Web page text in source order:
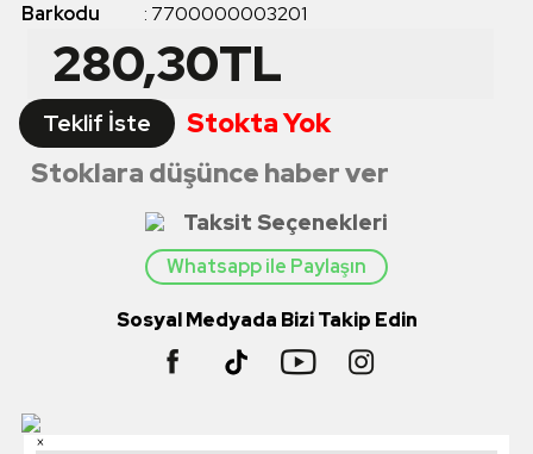
Barkodu
: 7700000003201
280,30TL
Teklif İste
Stokta Yok
Stoklara düşünce haber ver
Taksit Seçenekleri
Whatsapp ile Paylaşın
Sosyal Medyada Bizi Takip Edin
×